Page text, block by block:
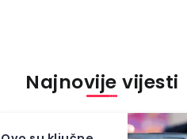
Najnovije vijesti